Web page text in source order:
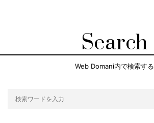
Search
Web Domani内で検索する